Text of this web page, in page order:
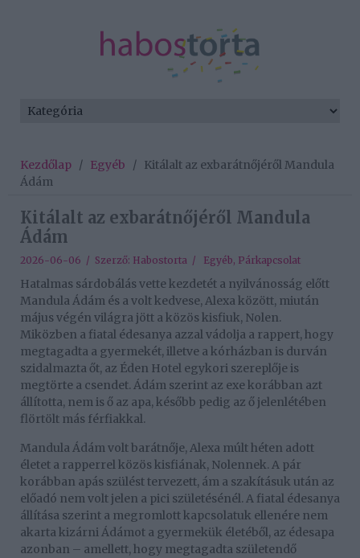
Kezdőlap / Egyéb / Kitálalt az exbarátnőjéről Mandula
Ádám
Kitálalt az exbarátnőjéről Mandula
Ádám
2026-06-06 / Szerző: Habostorta / Egyéb, Párkapcsolat
Hatalmas sárdobálás vette kezdetét a nyilvánosság előtt
Mandula Ádám és a volt kedvese, Alexa között, miután
május végén világra jött a közös kisfiuk, Nolen.
Miközben a fiatal édesanya azzal vádolja a rappert, hogy
megtagadta a gyermekét, illetve a kórházban is durván
szidalmazta őt, az Éden Hotel egykori szereplője is
megtörte a csendet. Ádám szerint az exe korábban azt
állította, nem is ő az apa, később pedig az ő jelenlétében
flörtölt más férfiakkal.
Mandula Ádám volt barátnője, Alexa múlt héten adott
életet a rapperrel közös kisfiának, Nolennek. A pár
korábban apás szülést tervezett, ám a szakításuk után az
előadó nem volt jelen a pici születésénél. A fiatal édesanya
állítása szerint a megromlott kapcsolatuk ellenére nem
akarta kizárni Ádámot a gyermekük életéből, az édesapa
azonban – amellett, hogy megtagadta születendő